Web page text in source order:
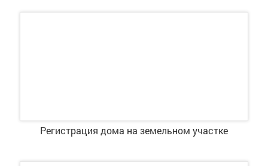
Регистрация дома на земельном участке